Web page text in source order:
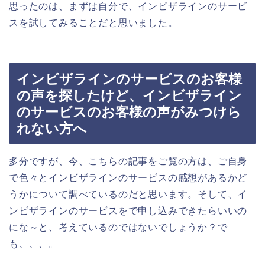
思ったのは、まずは自分で、インビザラインのサービ
スを試してみることだと思いました。
インビザラインのサービスのお客様
の声を探したけど、インビザライン
のサービスのお客様の声がみつけら
れない方へ
多分ですが、今、こちらの記事をご覧の方は、ご自身
で色々とインビザラインのサービスの感想があるかど
うかについて調べているのだと思います。そして、イ
ンビザラインのサービスをで申し込みできたらいいの
にな～と、考えているのではないでしょうか？で
も、、、。